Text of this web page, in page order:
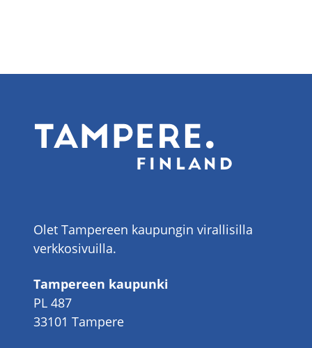
Olet Tampereen kaupungin virallisilla
verkkosivuilla.
Tampereen kaupunki
PL 487
33101 Tampere